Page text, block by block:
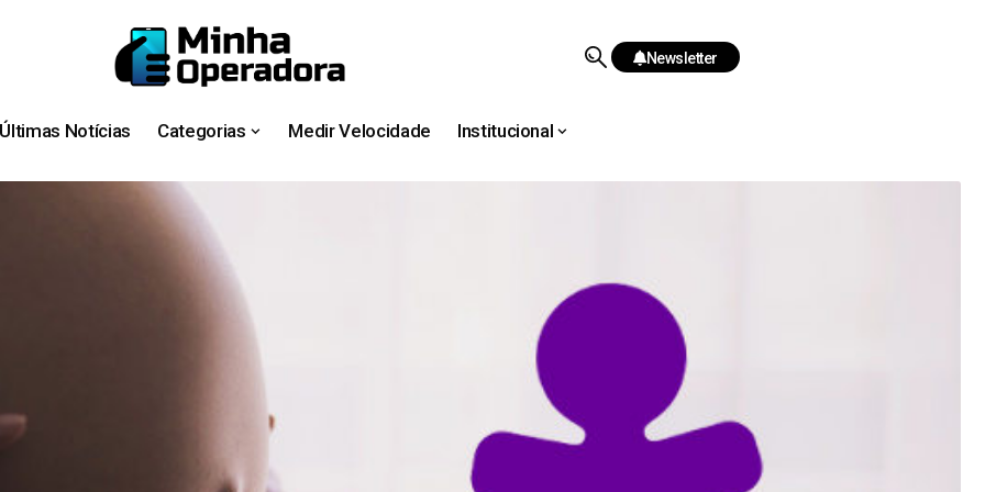
Newsletter
Últimas Notícias Categorias Medir Velocidade Institucional